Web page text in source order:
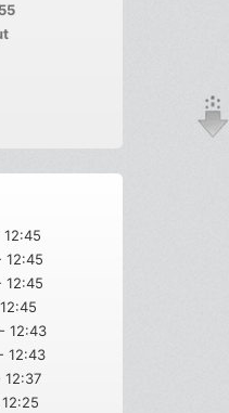
12:45
12:45
12:45
- 12:43
- 12:43
12:37